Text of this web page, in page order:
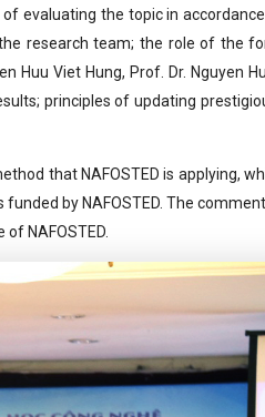
evaluating the topic in
research team; the role of the
Huu Viet Hung, Prof. Dr. Nguyen
principles of updating
that NAFOSTED is applying,
by NAFOSTED. The
NAFOSTED.